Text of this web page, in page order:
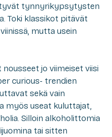
tynnyrikypsytysten
Toki klassikot pitävät
mutta usein
jo viimeiset viisi
curious- trendien
sekä vain
myös useat kuluttajat,
Silloin alkoholittomia
tai sitten